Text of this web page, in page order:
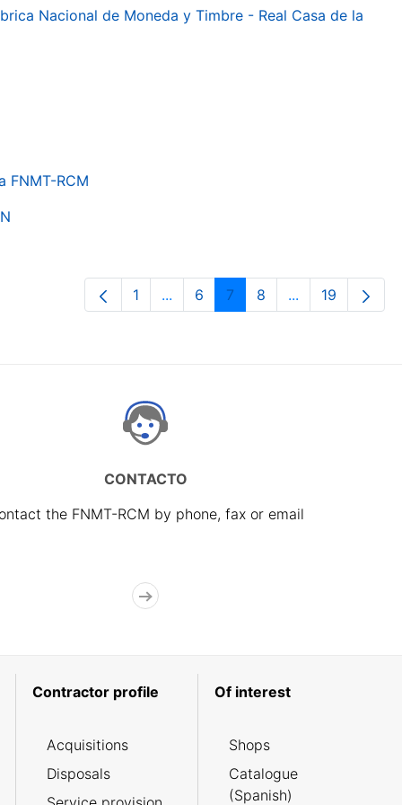
Nacional de Moneda y Timbre - Real Casa de la
FNMT-RCM
Page
1 ...Intermediate Pages Use TAB to
Page
6 Page
7 Page
8 ...Intermediate
Page
19
CONTACTO
the FNMT-RCM by phone, fax or email
Contractor profile
Acquisitions
Disposals
Of interest
Shops
Catalogue
(Spanish)